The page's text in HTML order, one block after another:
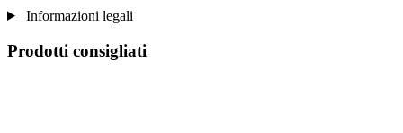
Informazioni legali
Prodotti consigliati